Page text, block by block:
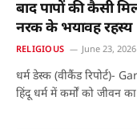
बाद पापों की कैसी
नरक के भयावह रहस्य
RELIGIOUS June 23, 2026
धर्म डेस्क (वीकैंड
हिंदू धर्म में कर्मों को जीवन